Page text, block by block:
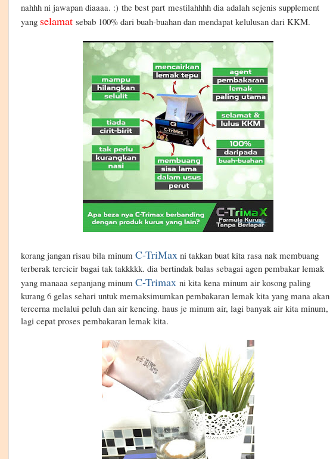
nahhh ni jawapan diaaaa. :) the best part mestilahhhh dia adalah sejenis supplement
yang selamat sebab 100% dari buah-buahan dan mendapat kelulusan dari KKM.
korang jangan risau bila minum C-TriMax ni takkan buat kita rasa nak membuang
terberak tercicir bagai tak takkkkk. dia bertindak balas sebagai agen pembakar lemak
yang manaaa sepanjang minum C-Trimax ni kita kena minum air kosong paling
kurang 6 gelas sehari untuk memaksimumkan pembakaran lemak kita yang mana akan
tercerna melalui peluh dan air kencing. haus je minum air, lagi banyak air kita minum,
lagi cepat proses pembakaran lemak kita.